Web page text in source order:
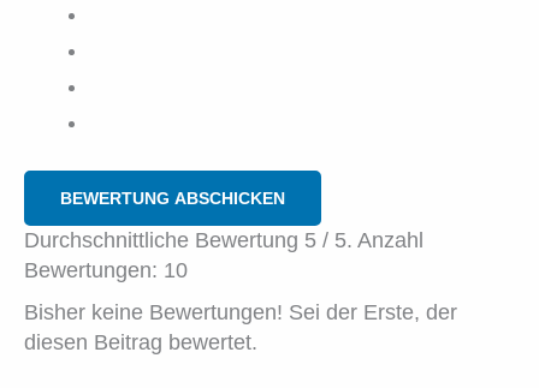
BEWERTUNG ABSCHICKEN
Durchschnittliche Bewertung 5 / 5. Anzahl
Bewertungen: 10
Bisher keine Bewertungen! Sei der Erste, der
diesen Beitrag bewertet.